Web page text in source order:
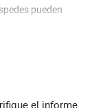
pueden
con una
de lujo
el informe